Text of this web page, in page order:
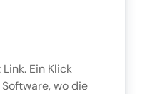
Ein Klick
wo die